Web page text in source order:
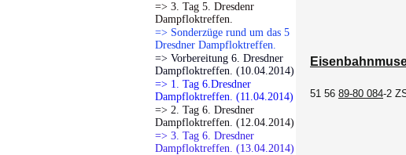
=> 3. Tag 5. Dresdenr
Dampfloktreffen.
=> Sonderzüge rund um das 5
Dresdner Dampfloktreffen.
=> Vorbereitung 6. Dresdner
Dampfloktreffen. (10.04.2014)
=> 1. Tag 6.Dresdner
Dampfloktreffen. (11.04.2014)
=> 2. Tag 6. Dresdner
Dampfloktreffen. (12.04.2014)
=> 3. Tag 6. Dresdner
Dampfloktreffen. (13.04.2014)
51 56 89-80 084-2